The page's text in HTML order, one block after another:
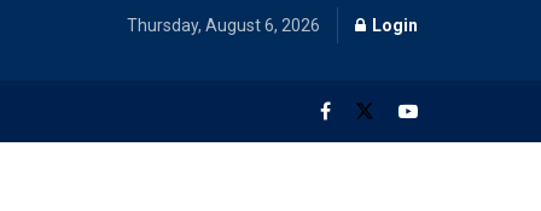
Thursday, August 6, 2026 Login